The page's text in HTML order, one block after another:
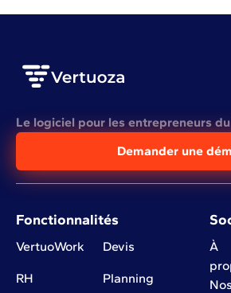
Le logiciel pour les entrepreneurs
Demander une
Fonctionnalités
VertuoWork Devis
RH Planning
À
Nos